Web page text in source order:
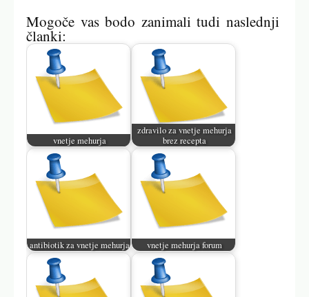
Mogoče vas bodo zanimali tudi naslednji
članki:
vnetje mehurja
zdravilo za vnetje mehurja
brez recepta
antibiotik za vnetje mehurja vnetje mehurja forum